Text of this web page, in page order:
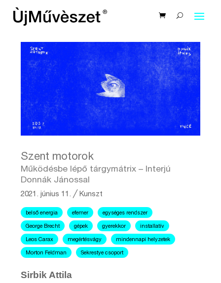
Szent motorok
Működésbe lépő tárgymátrix – Interjú
Donnák Jánossal
2021. június 11. ╱Kunszt
belső energia efemer egységes rendszer
George Brecht gépek gyerekkor installatív
Leos Carax megértésvágy mindennapi helyzetek
Morton Feldman Sekrestye csoport
Sirbik Attila